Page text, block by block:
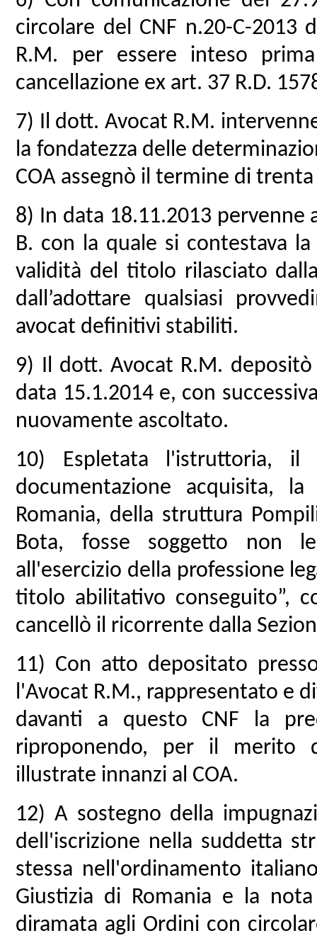
circolare del CNF n.20-C-2013
R.M. per essere inteso
cancellazione ex art. 37 R.D.
7) Il dott. Avocat R.M.
la fondatezza delle
COA assegnò il termine di
8) In data 18.11.2013 pervenne
B. con la quale si contestava
validità del titolo rilasciato
dall’adottare qualsiasi
avocat definitivi stabiliti.
9) Il dott. Avocat R.M.
data 15.1.2014 e, con
nuovamente ascoltato.
10) Espletata l'istruttoria,
documentazione acquisita,
Romania, della struttura
Bota, fosse soggetto non
all'esercizio della professione
titolo abilitativo conseguito”,
cancellò il ricorrente dalla
11) Con atto depositato
l'Avocat R.M., rappresentato e
davanti a questo CNF la
riproponendo, per il merito
illustrate innanzi al COA.
12) A sostegno della
dell'iscrizione nella suddetta
stessa nell'ordinamento
Giustizia di Romania e la
diramata agli Ordini con